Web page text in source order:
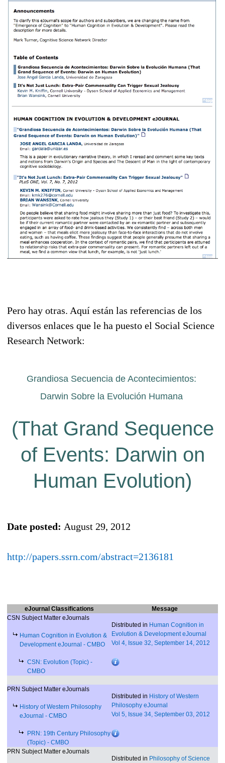
Pero hay otras. Aquí están las referencias de los
diversos enlaces que le ha puesto el Social Science
Research Network:
Grandiosa Secuencia de Acontecimientos:
Darwin Sobre la Evolución Humana
(That Grand Sequence
of Events: Darwin on
Human Evolution)
Date posted: August 29, 2012
http://papers.ssrn.com/abstract=2136181
eJournal Classifications
Message
CSN Subject Matter eJournals
Human Cognition in Evolution &
Development eJournal - CMBO
CSN: Evolution (Topic) -
CMBO
Distributed in Human Cognition in
Evolution & Development eJournal
Vol 4, Issue 32, September 14, 2012
PRN Subject Matter eJournals
History of Western Philosophy
eJournal - CMBO
PRN: 19th Century Philosophy
(Topic) - CMBO
Distributed in History of Western
Philosophy eJournal
Vol 5, Issue 34, September 03, 2012
PRN Subject Matter eJournals
Distributed in Philosophy of Science